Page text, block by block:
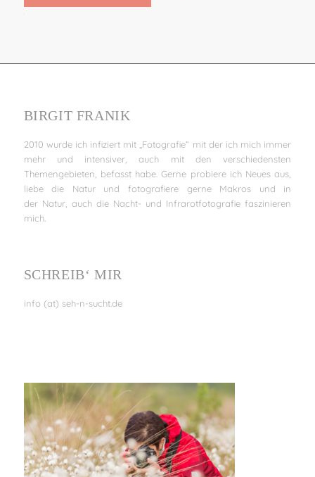
BIRGIT FRANIK
2010 wurde ich infiziert mit „Fotografie“ mit der ich mich immer
mehr und intensiver, auch mit den verschiedensten
Themengebieten, befasst habe. Gerne probiere ich Neues aus,
liebe die Natur und fotografiere gerne Makros und in
der Natur, auch die Nacht- und Infrarotfotografie faszinieren
mich.
SCHREIB‘ MIR
info (at) seh-n-sucht.de